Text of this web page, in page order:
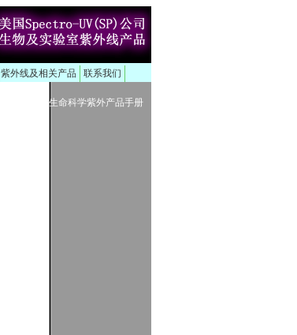
紫外线及相关产品 联系我们
生命科学紫外产品手册